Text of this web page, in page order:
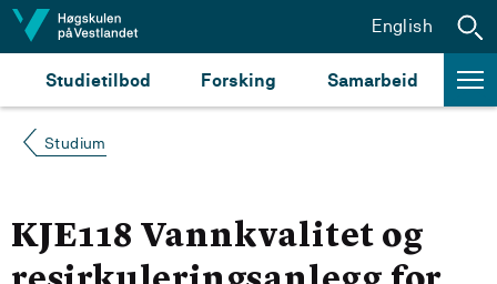
Hopp til innhald
Studietilbod Forsking Samarbeid
English
Studium
KJE118 Vannkvalitet og